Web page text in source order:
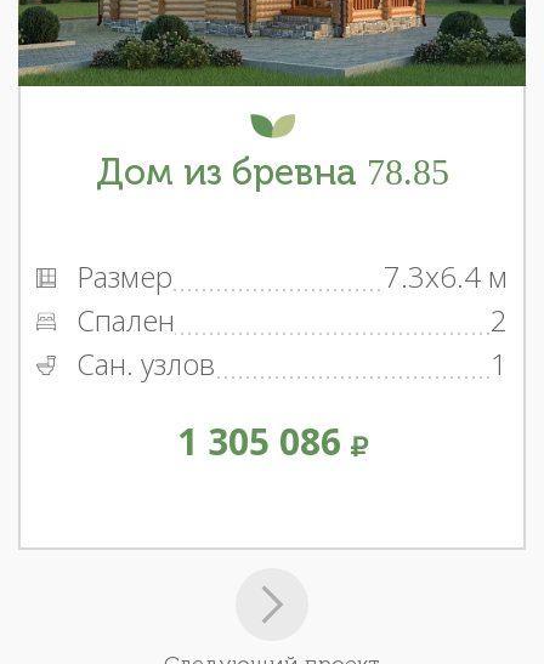
Дом из бревна 78.85
Размер
7.3x6.4 м
Спален
2
Сан. узлов
1
1 305 086